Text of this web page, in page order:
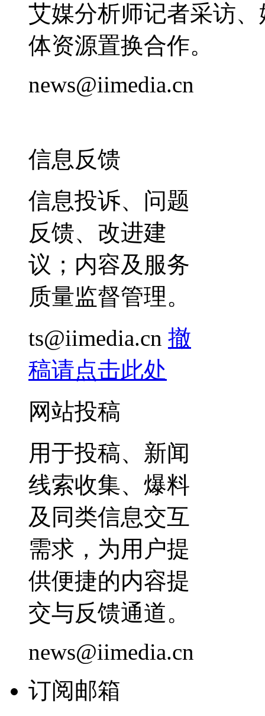
艾媒分析师记者采访
体资源置换合作。
news@iimedia.cn
信息反馈
信息投诉、问题
反馈、改进建
议；内容及服务
质量监督管理。
ts@iimedia.cn 撤
稿请点击此处
网站投稿
用于投稿、新闻
线索收集、爆料
及同类信息交互
需求，为用户提
供便捷的内容提
交与反馈通道。
news@iimedia.cn
订阅邮箱